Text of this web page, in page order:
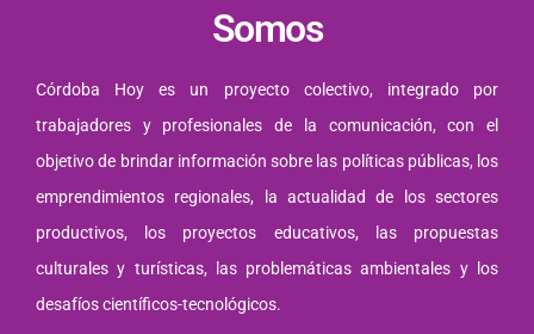
Somos
Córdoba Hoy es un proyecto colectivo, integrado por
trabajadores y profesionales de la comunicación, con el
objetivo de brindar información sobre las políticas públicas, los
emprendimientos regionales, la actualidad de los sectores
productivos, los proyectos educativos, las propuestas
culturales y turísticas, las problemáticas ambientales y los
desafíos científicos-tecnológicos.